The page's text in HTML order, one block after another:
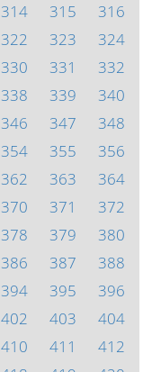
314 315
316
322 323
324
330 331
332
338 339
340
346 347
348
354 355
356
362 363
364
370 371
372
378 379
380
386 387
388
394 395
396
402 403
404
410 411
412